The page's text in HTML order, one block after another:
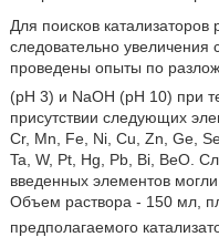
Для поисков
следовательно увеличения
проведены опыты по
(рН 3) и NaOH (рН 10) при
присутствии следующих
Cr, Mn, Fe, Ni, Cu, Zn, Ge,
Ta, W, Pt, Hg, Pb, Bi, BeO.
введенных элементов могли
Объем раствора - 150 мл,
предполагаемого